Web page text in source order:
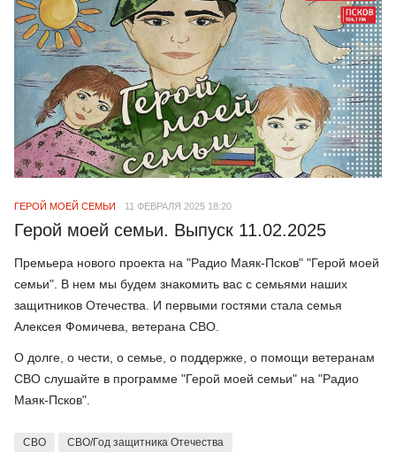
ГЕРОЙ МОЕЙ СЕМЬИ 11 ФЕВРАЛЯ 2025 18:20
Герой моей семьи. Выпуск 11.02.2025
Премьера нового проекта на "Радио Маяк-Псков" "Герой моей
семьи". В нем мы будем знакомить вас с семьями наших
защитников Отечества. И первыми гостями стала семья
Алексея Фомичева, ветерана СВО.
О долге, о чести, о семье, о поддержке, о помощи ветеранам
СВО слушайте в программе "Герой моей семьи" на "Радио
Маяк-Псков".
СВО СВО/Год защитника Отечества